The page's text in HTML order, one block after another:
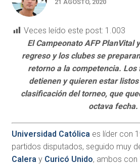
21 AGOSTO, 2020
Veces leído este post: 1.003
El Campeonato AFP PlanVital
regreso y los clubes se
retorno a la competencia. Los
detienen y quieren estar
clasificación del torneo, que
octava fecha.
Universidad Católicaes líder con
partidos disputados, seguido muy
Caleray Curicó Unido, ambos con